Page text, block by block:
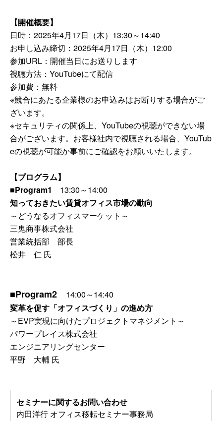
【開催概要】
日時：2025年4月17日（木）13:30～14:40
お申し込み締切：2025年4月17日（木）12:00
参加URL：開催当日にお送りします
視聴方法：YouTubeにて配信
参加費：無料
※競合にあたる企業様のお申込みはお断りする場合がご
ざいます。
※セキュリティの関係上、YouTubeの視聴ができない場
合がございます。お客様社内で視聴される場合、YouTub
eの視聴が可能か事前にご確認をお願いいたします。
【プログラム】
■Program1
13:30～14:00
知っておきたい賃貸オフィス市場の動向
～どうなるオフィスマーケット～
三鬼商事株式会社
営業統括部 部長
松井 仁 氏
■Program2
14:00～14:40
変革を促す「オフィスづくり」の進め方
～EVP実現に向けたプロジェクトマネジメント～
パワープレイス株式会社
エンジニアリングセンター
平野 大輔 氏
セミナーに関するお問い合わせ
内田洋行 オフィス移転セミナー事務局